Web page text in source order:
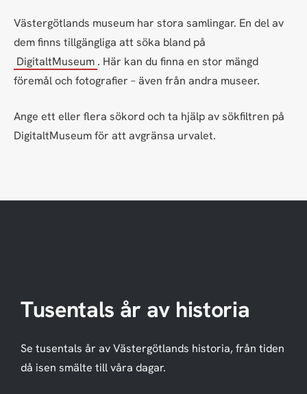
Västergötlands museum har stora samlingar. En del av
dem finns tillgängliga att söka bland på
DigitaltMuseum . Här kan du finna en stor mängd
föremål och fotografier – även från andra museer.
Ange ett eller flera sökord och ta hjälp av sökfiltren på
DigitaltMuseum för att avgränsa urvalet.
Tusentals år av historia
Se tusentals år av Västergötlands historia, från tiden
då isen smälte till våra dagar.